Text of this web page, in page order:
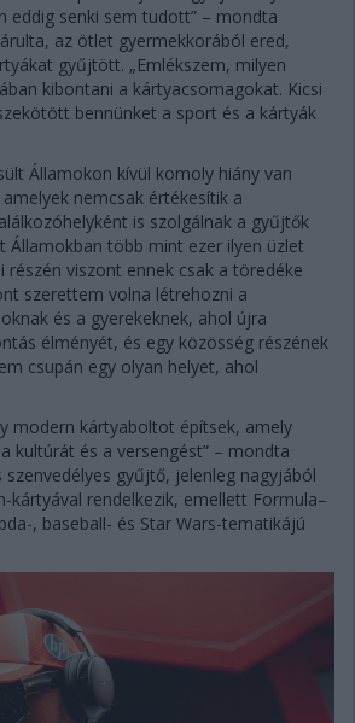
eddig senki sem tudott” – mondta
az ötlet gyermekkorából ered,
gyűjtött. „Emlékszem, milyen
kibontani a kártyacsomagokat. Kicsi
bennünket a sport és a kártyák
Államokon kívül komoly hiány van
nemcsak értékesítik a
is szolgálnak a gyűjtők
Államokban több mint ezer ilyen üzlet
részén viszont ennek csak a töredéke
szerettem volna létrehozni a
és a gyerekeknek, ahol újra
élményét, és egy közösség részének
csupán egy olyan helyet, ahol
modern kártyaboltot építsek, amely
kultúrát és a versengést” – mondta
szenvedélyes gyűjtő, jelenleg nagyjából
kártyával rendelkezik, emellett Formula–
, baseball- és Star Wars-tematikájú